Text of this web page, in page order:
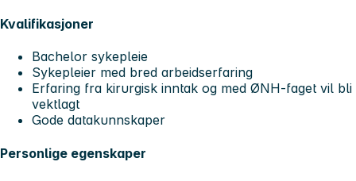
Kvalifikasjoner
Bachelor sykepleie
Sykepleier med bred arbeidserfaring
Erfaring fra kirurgisk inntak og med ØNH-faget vil bli
vektlagt
Gode datakunnskaper
Personlige egenskaper